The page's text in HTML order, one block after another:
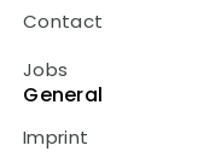
Contact
Jobs
General
Imprint